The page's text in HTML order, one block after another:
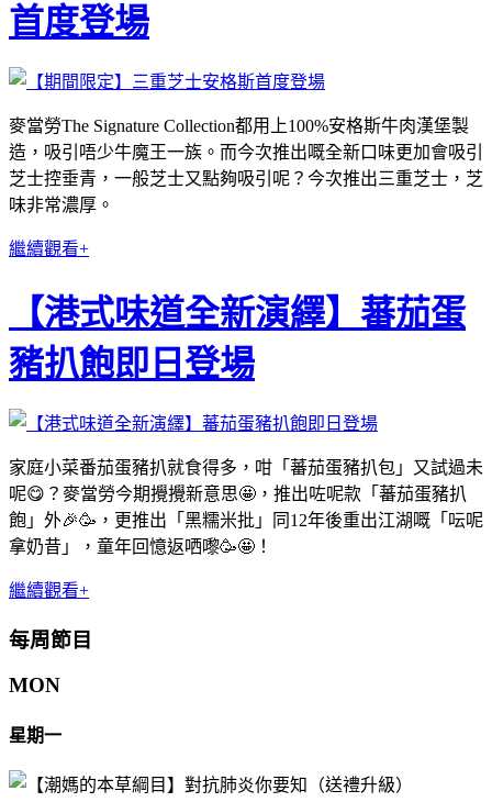
首度登場
麥當勞The Signature Collection都用上100%安格斯牛肉漢堡製
造，吸引唔少牛魔王一族。而今次推出嘅全新口味更加會吸引
芝士控垂青，一般芝士又點夠吸引呢？今次推出三重芝士，芝
味非常濃厚。
繼續觀看+
【港式味道全新演繹】蕃茄蛋
豬扒飽即日登場
家庭小菜番茄蛋豬扒就食得多，咁「蕃茄蛋豬扒包」又試過未
呢😋？麥當勞今期攪攪新意思🤩，推出咗呢款「蕃茄蛋豬扒
飽」外🎉🥳，更推出「黑糯米批」同12年後重出江湖嘅「呍呢
拿奶昔」，童年回憶返哂嚟🥳🤩！
繼續觀看+
每周節目
MON
星期一